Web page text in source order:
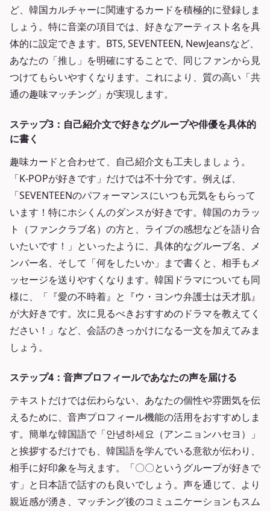
ど、韓国カルチャーに関連するカードを積極的に登録しま
しょう。特に音楽の項目では、好きなアーティスト名を具
体的に設定できます。BTS, SEVENTEEN, NewJeansなど、
あなたの「推し」を明確にすることで、同じファンから見
つけてもらいやすくなります。これにより、質の高い「共
通の趣味マッチング」が実現します。
ステップ3：自己紹介文で好きなグループや俳優を具体的
に書く
趣味カードと合わせて、自己紹介文も工夫しましょう。
「K-POPが好きです」だけでは不十分です。例えば、
「SEVENTEENのパフォーマンスにいつも元気をもらって
います！特にホシくんのダンスが好きです。韓国のカラッ
ト（ファンクラブ名）の方と、ライブの感想などを語り合
いたいです！」といったように、具体的なグループ名、メ
ンバー名、そして「何をしたいか」まで書くと、相手もメ
ッセージを送りやすくなります。韓国ドラマについても同
様に、「『愛の不時着』と『ウ・ヨンウ弁護士は天才肌』
が大好きです。次に見るべきおすすめのドラマを教えてく
ださい！」など、会話のきっかけになる一文を加えてみま
しょう。
ステップ4：音声プロフィールであなたの声を届ける
テキストだけでは伝わらない、あなたの個性や雰囲気を伝
えるために、音声プロフィール機能の活用をおすすめしま
す。簡単な韓国語で「안녕하세요（アンニョンハセヨ）」
と挨拶するだけでも、韓国語を学んでいる意欲が伝わり、
相手に好印象を与えます。「〇〇というグループが好きで
す」と日本語で話すのも良いでしょう。声を通じて、より
親近感が湧き、マッチング後のコミュニケーションもスム